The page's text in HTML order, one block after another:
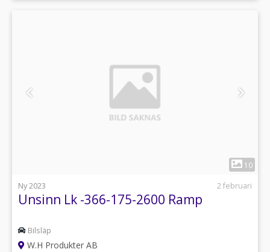
10
Ny 2023
2 februari
Unsinn Lk -366-175-2600 Ramp
Bilsläp
W.H Produkter AB